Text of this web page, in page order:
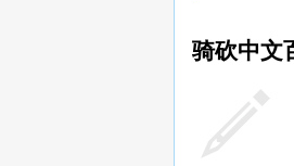
骑砍中文